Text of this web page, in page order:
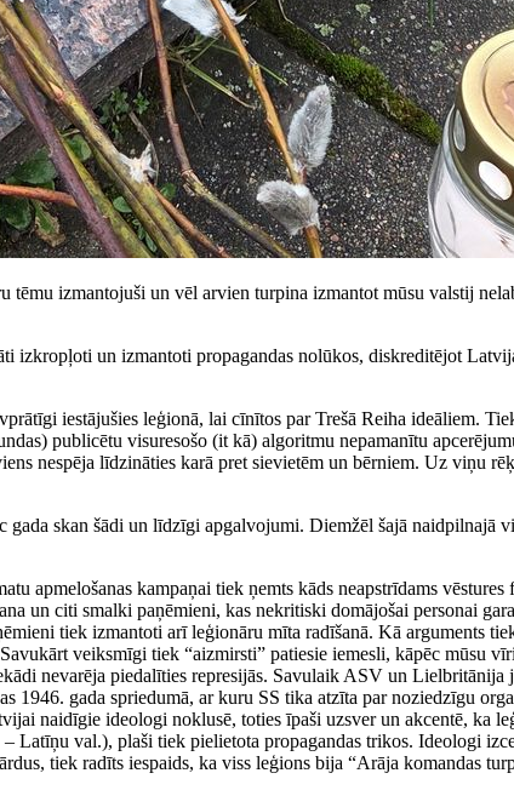
tēmu izmantojuši un vēl arvien turpina izmantot mūsu valstij
un izmantoti propagandas nolūkos, diskreditējot
iestājušies leģionā, lai cīnītos par Trešā Reiha ideāliem.
publicētu visuresošo (it kā) algoritmu nepamanītu
nespēja līdzināties karā pret sievietēm un bērniem. Uz viņu
skan šādi un līdzīgi apgalvojumi. Diemžēl šajā naidpilnajā
apmelošanas kampaņai tiek ņemts kāds neapstrīdams
un citi smalki paņēmieni, kas nekritiski domājošai personai
tiek izmantoti arī leģionāru mīta radīšanā. Kā arguments
veiksmīgi tiek “aizmirsti” patiesie iemesli, kāpēc mūsu
nevarēja piedalīties represijās. Savulaik ASV un
1946. gada spriedumā, ar kuru SS tika atzīta par noziedzīgu
naidīgie ideologi noklusē, toties īpaši uzsver un akcentē, ka
Latīņu val.), plaši tiek pielietota propagandas trikos. Ideologi
tiek radīts iespaids, ka viss leģions bija “Arāja komandas